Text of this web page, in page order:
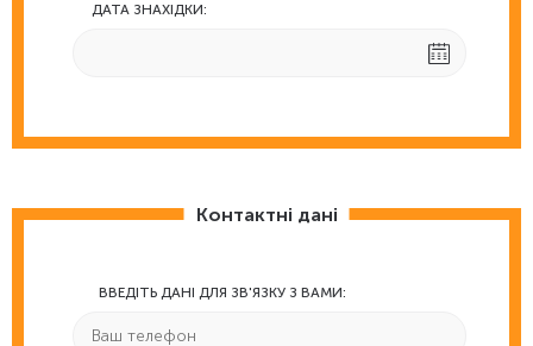
ДАТА ЗНАХІДКИ:
Контактні дані
ВВЕДІТЬ ДАНІ ДЛЯ ЗВ'ЯЗКУ З ВАМИ: